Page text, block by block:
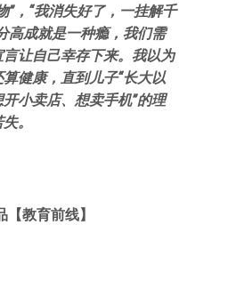
”，“我消失好了，一挂解千
高成就是一种瘾，我们需
让自己幸存下来。我以为
健康，直到儿子“长大以
小卖店、想卖手机”的理
。
【教育前线】